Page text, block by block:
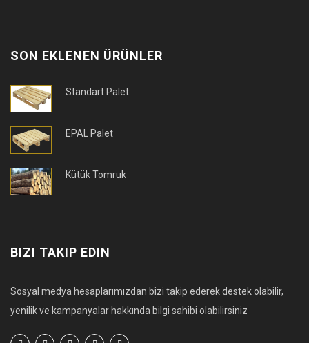
SON EKLENEN ÜRÜNLER
Standart Palet
EPAL Palet
Kütük Tomruk
BIZI TAKIP EDIN
Sosyal medya hesaplarımızdan bizi takip ederek destek olabilir,
yenilik ve kampanyalar hakkında bilgi sahibi olabilirsiniz